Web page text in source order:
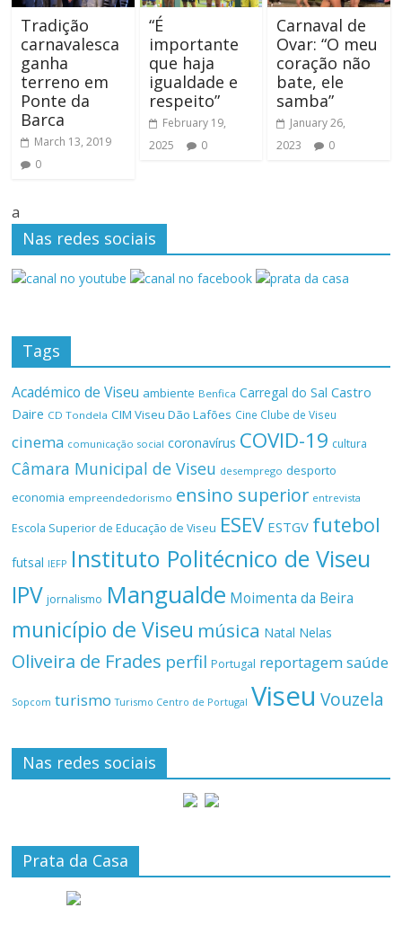
Tradição
carnavalesca
ganha
terreno em
Ponte da
Barca
March 13, 2019
0
“É
importante
que haja
igualdade e
respeito”
February 19,
2025
0
Carnaval de
Ovar: “O meu
coração não
bate, ele
samba”
January 26,
2023
0
a
Nas redes sociais
Tags
Académico de Viseu ambiente Benfica Carregal do Sal Castro
Daire CD Tondela CIM Viseu Dão Lafões Cine Clube de Viseu
cinema comunicação social coronavírus COVID-19 cultura
Câmara Municipal de Viseu desemprego desporto
economia empreendedorismo ensino superior entrevista
Escola Superior de Educação de Viseu ESEV ESTGV futebol
futsal IEFP Instituto Politécnico de Viseu
IPV jornalismo Mangualde Moimenta da Beira
município de Viseu música Natal Nelas
Oliveira de Frades perfil Portugal reportagemsaúde
Sopcom turismo Turismo Centro de Portugal Viseu Vouzela
Nas redes sociais
Prata da Casa